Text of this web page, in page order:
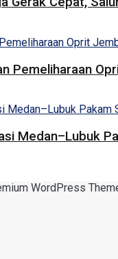
Pemeliharaan
Medan–Lubuk
WordPress